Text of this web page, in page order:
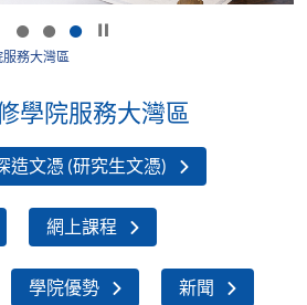
務大灣區
學院服務大灣區
造文憑 (研究生文憑)
網上課程
學院優勢 新聞